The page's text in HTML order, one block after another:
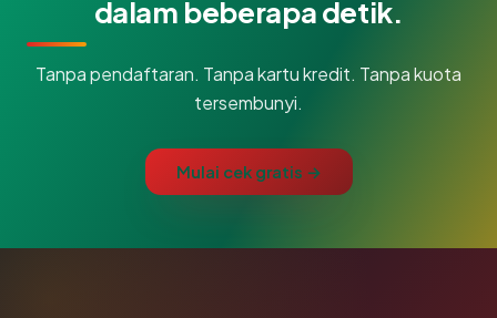
dalam beberapa detik.
Tanpa pendaftaran. Tanpa kartu kredit. Tanpa kuota
tersembunyi.
Mulai cek gratis →